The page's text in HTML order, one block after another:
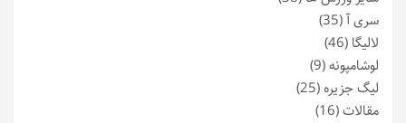
سری آ(35)
لالیگا (46)
لوشامپونه(9)
لیگ جزیره(25)
مقالات(16)